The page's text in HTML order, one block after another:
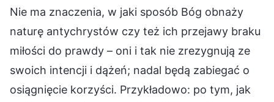
Nie ma znaczenia, w jaki sposób Bóg obnaży
naturę antychrystów czy też ich przejawy braku
miłości do prawdy – oni i tak nie zrezygnują ze
swoich intencji i dążeń; nadal będą zabiegać o
osiągnięcie korzyści. Przykładowo: po tym, jak